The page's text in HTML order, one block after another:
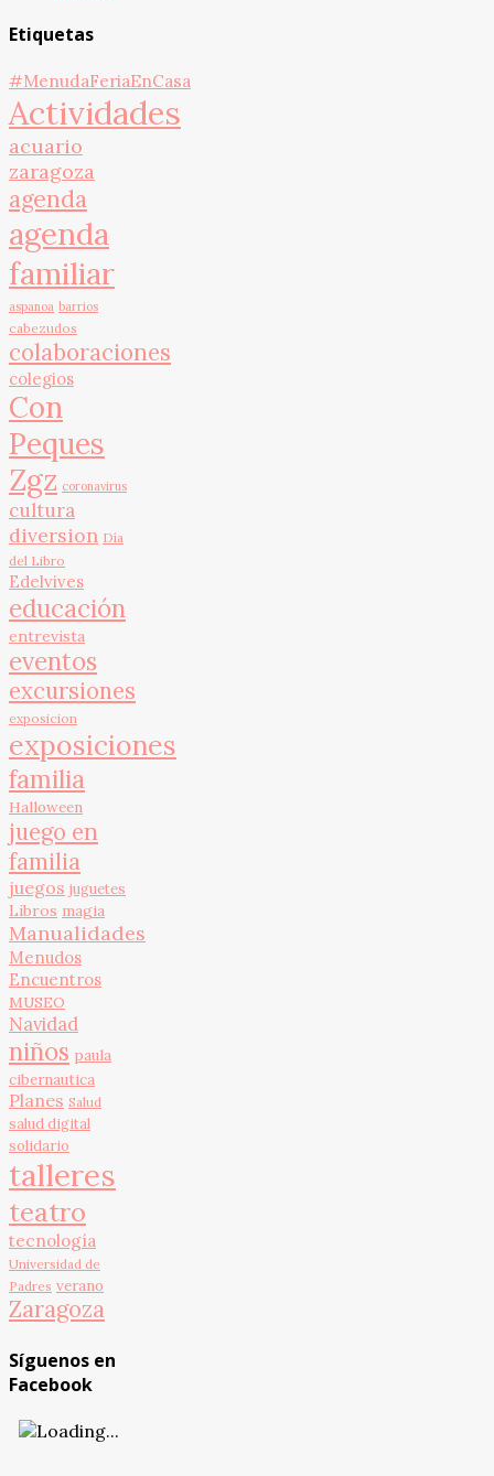
Etiquetas
#MenudaFeriaEnCasa
Actividades
acuario
zaragoza
agenda
agenda
familiar
aspanoa barrios
cabezudos
colaboraciones
colegios
Con
Peques
Zgz coronavirus
cultura
diversion Día
del Libro
Edelvives
educación
entrevista
eventos
excursiones
exposicion
exposiciones
familia
Halloween
juego en
familia
juegos juguetes
Libros magia
Manualidades
Menudos
Encuentros
MUSEO
Navidad
niños paula
cibernautica
Planes Salud
salud digital
solidario
talleres
teatro
tecnología
Universidad de
Padres verano
Zaragoza
Síguenos en
Facebook